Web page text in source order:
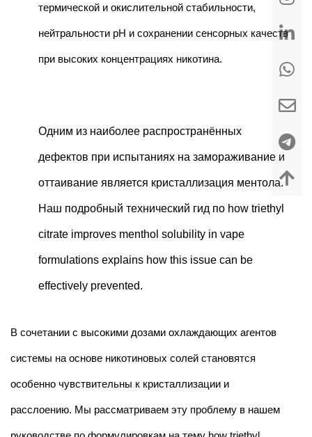
термической и окислительной стабильности,
нейтральности pH и сохранении сенсорных качеств
при высоких концентрациях никотина.
Одним из наиболее распространённых
дефектов при испытаниях на замораживание и
оттаивание является кристаллизация ментола.
Наш подробный технический гид по how triethyl
citrate improves menthol solubility in vape
formulations explains how this issue can be
effectively prevented.
В сочетании с высокими дозами охлаждающих агентов
системы на основе никотиновых солей становятся
особенно чувствительны к кристаллизации и
расслоению. Мы рассматриваем эту проблему в нашем